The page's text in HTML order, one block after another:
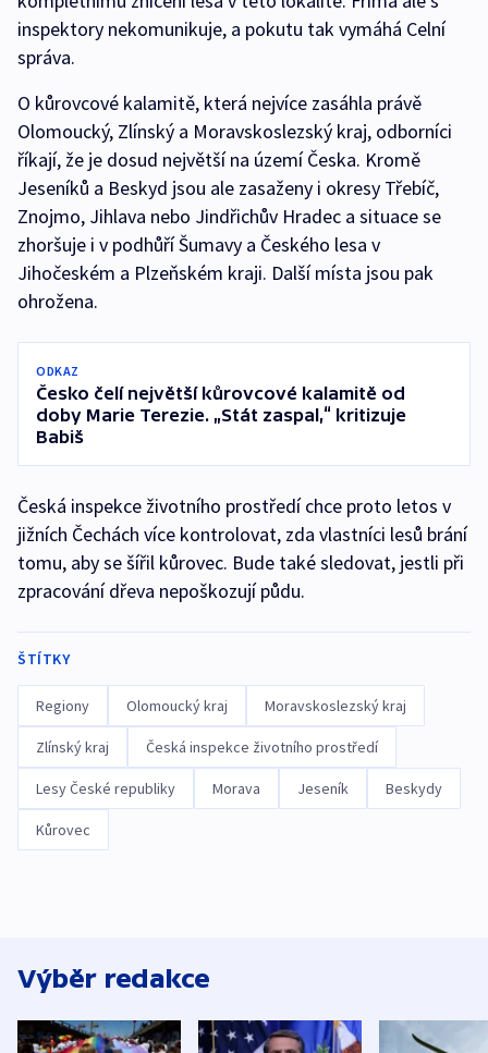
inspektory nekomunikuje, a pokutu tak vymáhá Celní
správa.
O kůrovcové kalamitě, která nejvíce zasáhla právě
Olomoucký, Zlínský a Moravskoslezský kraj, odborníci
říkají, že je dosud největší na území Česka. Kromě
Jeseníků a Beskyd jsou ale zasaženy i okresy Třebíč,
Znojmo, Jihlava nebo Jindřichův Hradec a situace se
zhoršuje i v podhůří Šumavy a Českého lesa v
Jihočeském a Plzeňském kraji. Další místa jsou pak
ohrožena.
ODKAZ
Česko čelí největší kůrovcové kalamitě od
doby Marie Terezie. „Stát zaspal,“ kritizuje
Babiš
Česká inspekce životního prostředí chce proto letos v
jižních Čechách více kontrolovat, zda vlastníci lesů brání
tomu, aby se šířil kůrovec. Bude také sledovat, jestli při
zpracování dřeva nepoškozují půdu.
ŠTÍTKY
Regiony Olomoucký kraj Moravskoslezský kraj
Zlínský kraj Česká inspekce životního prostředí
Lesy České republiky Morava Jeseník Beskydy
Kůrovec
Výběr redakce